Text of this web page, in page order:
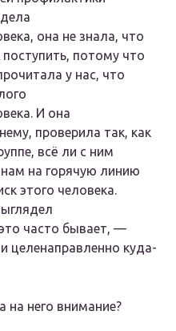
она не знала, что
потому что
у нас, что
И она
проверила так, как
всё ли с ним
на горячую линию
этого человека.
часто бывает, —
целенаправленно куда-
на него внимание?